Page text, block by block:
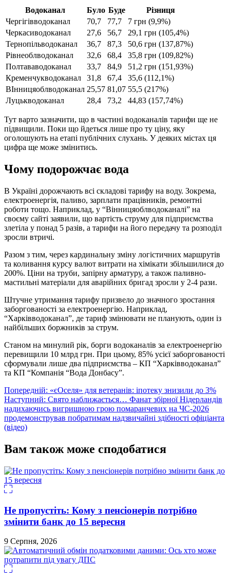
Водоканал Було Буде
Різниця
Чергігівводоканал
70,7 77,7
7 грн (9,9%)
Черкасиводоканал
27,6 56,7
29,1 грн (105,4%)
Тернопільводоканал
36,7 87,3
50,6 грн (137,87%)
Рівнеоблводоканал
32,6 68,4
35,8 грн (109,82%)
Полтававодоканал
33,7 84,9
51,2 грн (151,93%)
Кременчук­водоканал
31,8 67,4
35,6 (112,1%)
ВІнницяоблводоканал 25,57 81,07 55,5 (217%)
Луцькводоканал
28,4 73,2 44,83 (157,74%)
Тут варто зазначити, що в частині водоканалів тарифи ще не
підвищили. Поки що йдеться лише про ту ціну, яку
оголошують на етапі публічних слухань. У деяких містах ця
цифра ще може змінитись.
Чому подорожчає вода
В Україні дорожчають всі складові тарифу на воду. Зокрема,
електроенергія, паливо, зарплати працівників, ремонтні
роботи тощо. Наприклад, у “Вінницяоблводоканалі” на
своєму сайті заявили, що вартість струму для підприємства
злетіла у понад 5 разів, а тарифи на його передачу та розподіл
зросли втричі.
Разом з тим, через кардинальну зміну логістичних маршрутів
та коливання курсу валют витрати на хімікати збільшилися до
200%. Ціни на труби, запірну арматуру, а також паливно-
мастильні матеріали для аварійних бригад зросли у 2-4 рази.
Штучне утримання тарифу призвело до значного зростання
заборгованості за електроенергію. Наприклад,
“Харківводоканал”, де тариф змінювати не планують, один із
найбільших боржників за струм.
Станом на минулий рік, борги водоканалів за електроенергію
перевищили 10 млрд грн. При цьому, 85% усієї заборгованості
сформували лише два підприємства – КП “Харківводоканал”
та КП “Компанія “Вода Донбасу”.
Навігація
записів
Попередній: «єОселя» для ветеранів: іпотеку знизили до 3%
Наступний: Свято наближається… Фанат збірної Нідерландів
надихаючись вигришною грою помаранчевих на ЧС-2026
продемонстрував побратимам надзвичайні здібності офіціанта
(відео)
Вам також може сподобатися
Не пропустіть: Кому з пенсіонерів потрібно
змінити банк до 15 вересня
9 Серпня, 2026